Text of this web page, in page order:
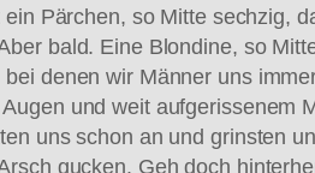
ein Pärchen, so Mitte sechzig,
bald. Eine Blondine, so
bei denen wir Männer uns
und weit aufgerissenem
uns schon an und grinsten
gucken. Geh doch